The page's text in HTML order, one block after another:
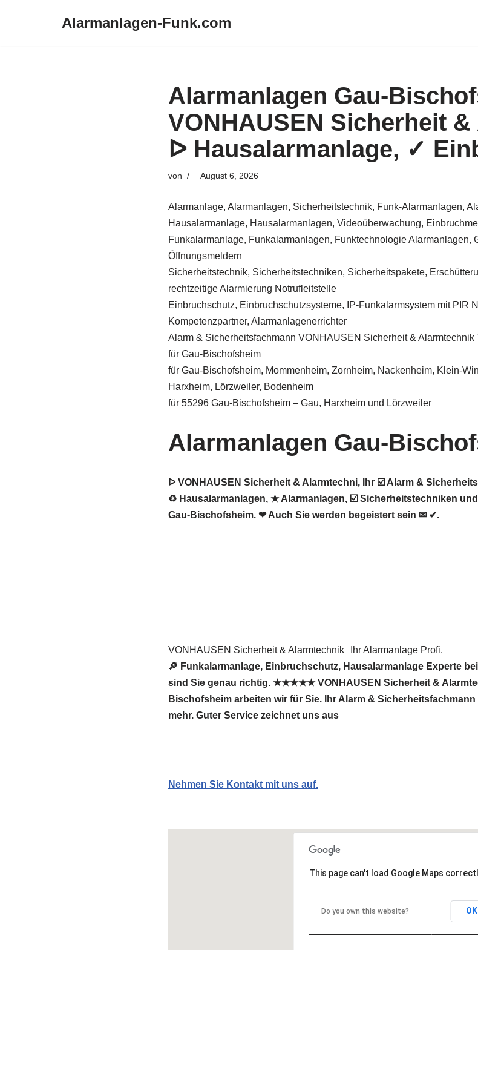
Alarmanlagen-Funk.com
Alarmanlagen Gau-
VONHAUSEN Sicherheit
ᐅ Hausalarmanlage, ✓
von August 6, 2026
Alarmanlage, Alarmanlagen, Sicherheitstechnik, Funk-Alarmanlagen,
Hausalarmanlage, Hausalarmanlagen, Videoüberwachung,
Funkalarmanlage, Funkalarmanlagen, Funktechnologie Alarmanlagen,
Öffnungsmeldern
Sicherheitstechnik, Sicherheitstechniken, Sicherheitspakete,
rechtzeitige Alarmierung Notrufleitstelle
Einbruchschutz, Einbruchschutzsysteme, IP-Funkalarmsystem mit PIR
Kompetenzpartner, Alarmanlagenerrichter
Alarm & Sicherheitsfachmann VONHAUSEN Sicherheit & Alarmtechnik
für Gau-Bischofsheim
für Gau-Bischofsheim, Mommenheim, Zornheim, Nackenheim, Klein-
Harxheim, Lörzweiler, Bodenheim
für 55296 Gau-Bischofsheim – Gau, Harxheim und Lörzweiler
Alarmanlagen Gau-
ᐅ VONHAUSEN Sicherheit & Alarmtechni, Ihr ☑️ Alarm &
♻ Hausalarmanlagen, ★ Alarmanlagen, ☑️ Sicherheitstechniken
Gau-Bischofsheim. ❤ Auch Sie werden begeistert sein ✉ ✔.
VONHAUSEN Sicherheit & Alarmtechnik
Ihr Alarmanlage Profi.
🔎 Funkalarmanlage, Einbruchschutz, Hausalarmanlage Experte
sind Sie genau richtig. ★★★★★ VONHAUSEN Sicherheit &
Bischofsheim arbeiten wir für Sie. Ihr Alarm &
mehr. Guter Service zeichnet uns aus
Nehmen Sie Kontakt mit uns auf.
This page can't load Google Maps
Do you own this website? OK